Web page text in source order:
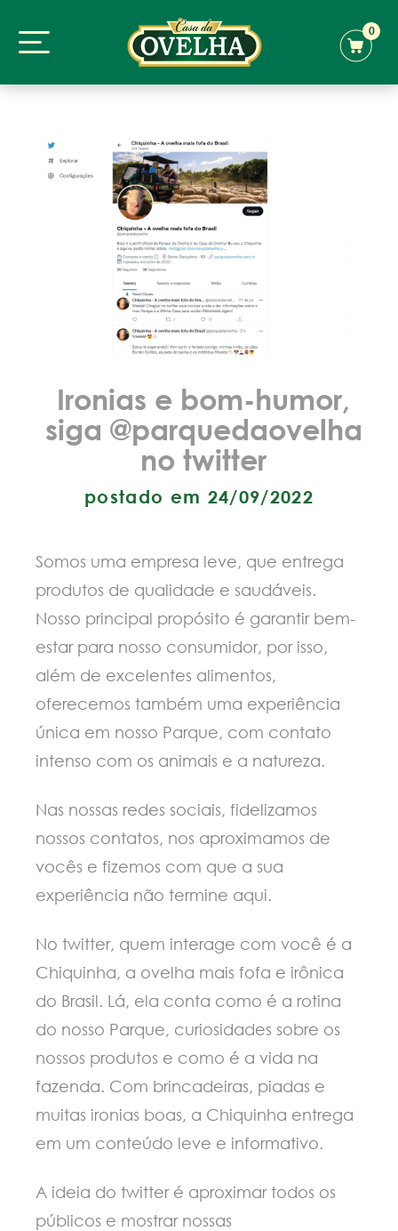
0
Ironias e bom-humor,
siga @parquedaovelha
no twitter
postado em 24/09/2022
Somos uma empresa leve, que entrega
produtos de qualidade e saudáveis.
Nosso principal propósito é garantir bem-
estar para nosso consumidor, por isso,
além de excelentes alimentos,
oferecemos também uma experiência
única em nosso Parque, com contato
intenso com os animais e a natureza.
Nas nossas redes sociais, fidelizamos
nossos contatos, nos aproximamos de
vocês e fizemos com que a sua
experiência não termine aqui.
No twitter, quem interage com você é a
Chiquinha, a ovelha mais fofa e irônica
do Brasil. Lá, ela conta como é a rotina
do nosso Parque, curiosidades sobre os
nossos produtos e como é a vida na
fazenda. Com brincadeiras, piadas e
muitas ironias boas, a Chiquinha entrega
em um conteúdo leve e informativo.
A ideia do twitter é aproximar todos os
públicos e mostrar nossas